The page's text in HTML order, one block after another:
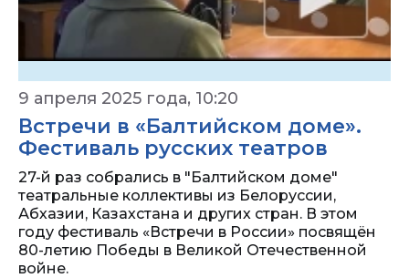
9 апреля 2025 года, 10:20
Встречи в «Балтийском доме».
Фестиваль русских театров
27-й раз собрались в "Балтийском доме"
театральные коллективы из Белоруссии,
Абхазии, Казахстана и других стран. В этом
году фестиваль «Встречи в России» посвящён
80-летию Победы в Великой Отечественной
войне.